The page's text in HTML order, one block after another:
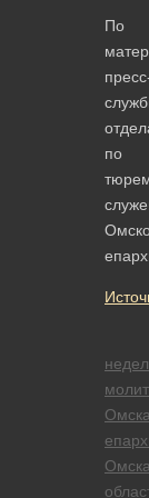
По
по